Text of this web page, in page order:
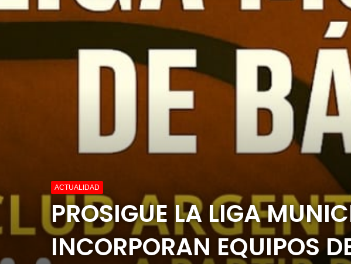
ACTUALIDAD
PROSIGUE LA LIGA
INCORPORAN EQUIPOS